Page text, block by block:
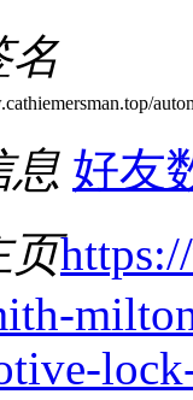
名
息 好友
页